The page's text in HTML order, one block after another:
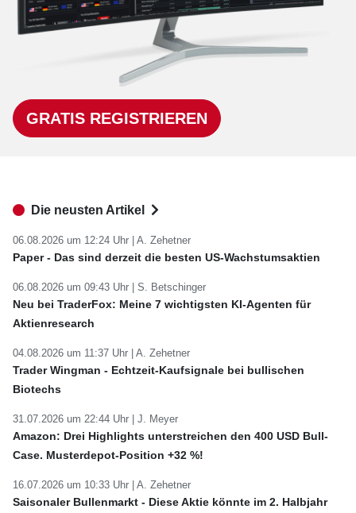
GRATIS REGISTRIEREN
Die neusten Artikel
06.08.2026 um 12:24 Uhr | A. Zehetner
Paper - Das sind derzeit die besten US-Wachstumsaktien
06.08.2026 um 09:43 Uhr | S. Betschinger
Neu bei TraderFox: Meine 7 wichtigsten KI-Agenten für
Aktienresearch
04.08.2026 um 11:37 Uhr | A. Zehetner
Trader Wingman - Echtzeit-Kaufsignale bei bullischen
Biotechs
31.07.2026 um 22:44 Uhr | J. Meyer
Amazon: Drei Highlights unterstreichen den 400 USD Bull-
Case. Musterdepot-Position +32 %!
16.07.2026 um 10:33 Uhr | A. Zehetner
Saisonaler Bullenmarkt - Diese Aktie könnte im 2. Halbjahr